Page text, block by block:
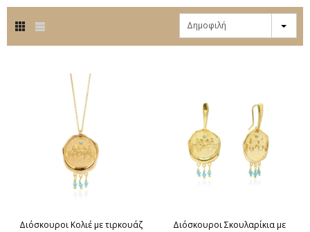
Δημοφιλή
Διόσκουροι Κολιέ με τιρκουάζ
Διόσκουροι Σκουλαρίκια με